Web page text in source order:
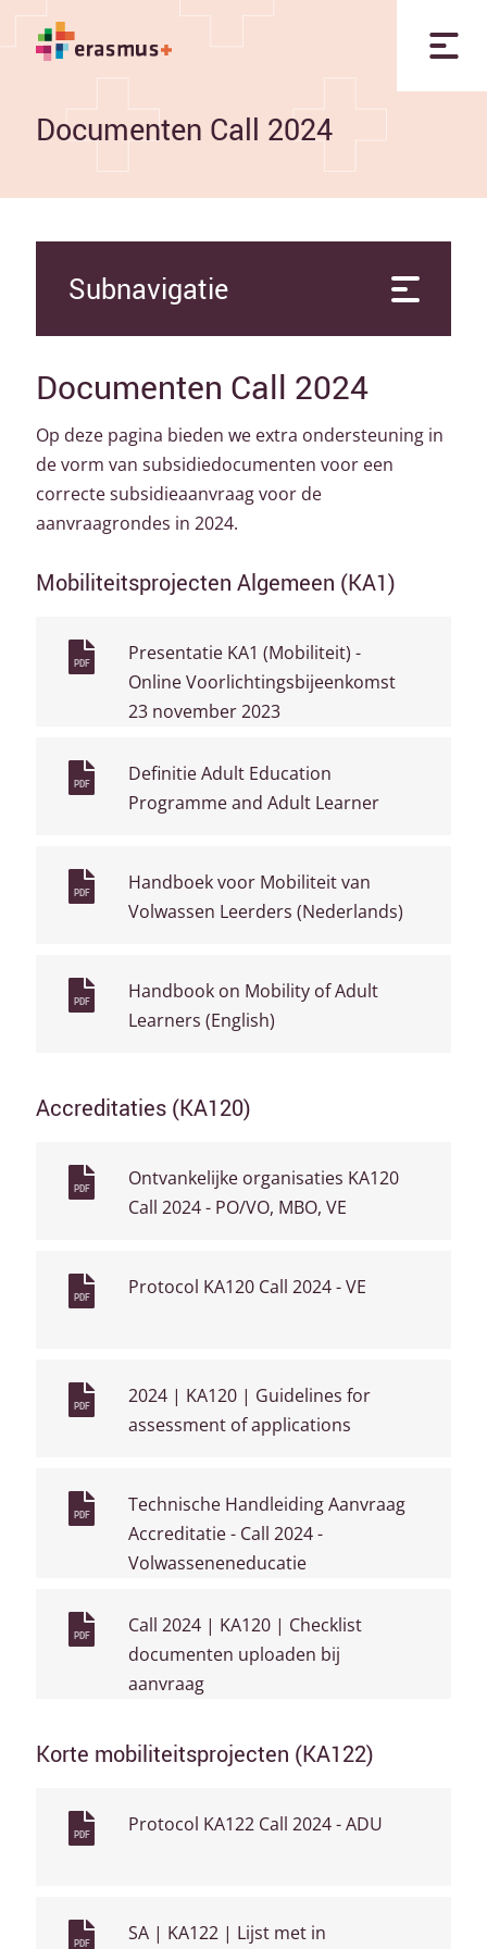
Documenten Call 2024
Subnavigatie
Documenten Call 2024
Op deze pagina bieden we extra ondersteuning in
de vorm van subsidiedocumenten voor een
correcte subsidieaanvraag voor de
aanvraagrondes in 2024.
Mobiliteitsprojecten Algemeen (KA1)
PDF
Presentatie KA1 (Mobiliteit) -
Online Voorlichtingsbijeenkomst
23 november 2023
PDF
Definitie Adult Education
Programme and Adult Learner
PDF
Handboek voor Mobiliteit van
Volwassen Leerders (Nederlands)
PDF
Handbook on Mobility of Adult
Learners (English)
Accreditaties (KA120)
PDF
Ontvankelijke organisaties KA120
Call 2024 - PO/VO, MBO, VE
PDF Protocol KA120 Call 2024 - VE
PDF
2024 | KA120 | Guidelines for
assessment of applications
PDF
Technische Handleiding Aanvraag
Accreditatie - Call 2024 -
Volwasseneneducatie
PDF
Call 2024 | KA120 | Checklist
documenten uploaden bij
aanvraag
Korte mobiliteitsprojecten (KA122)
PDF Protocol KA122 Call 2024 - ADU
PDF SA | KA122 | Lijst met in